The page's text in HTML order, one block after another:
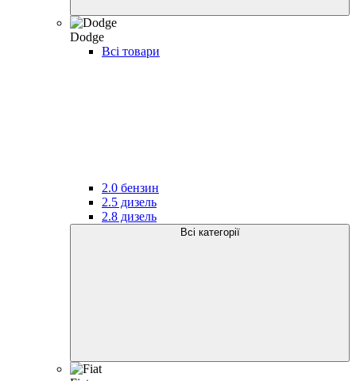
Dodge
Всі товари
2.0 бензин
2.5 дизель
2.8 дизель
Всі категорії